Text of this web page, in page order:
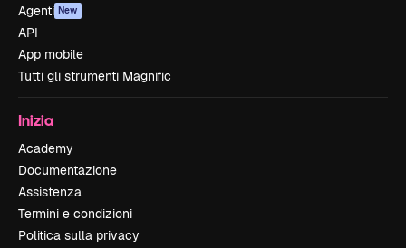
Agenti New
API
App mobile
Tutti gli strumenti Magnific
Inizia
Academy
Documentazione
Assistenza
Termini e condizioni
Politica sulla privacy